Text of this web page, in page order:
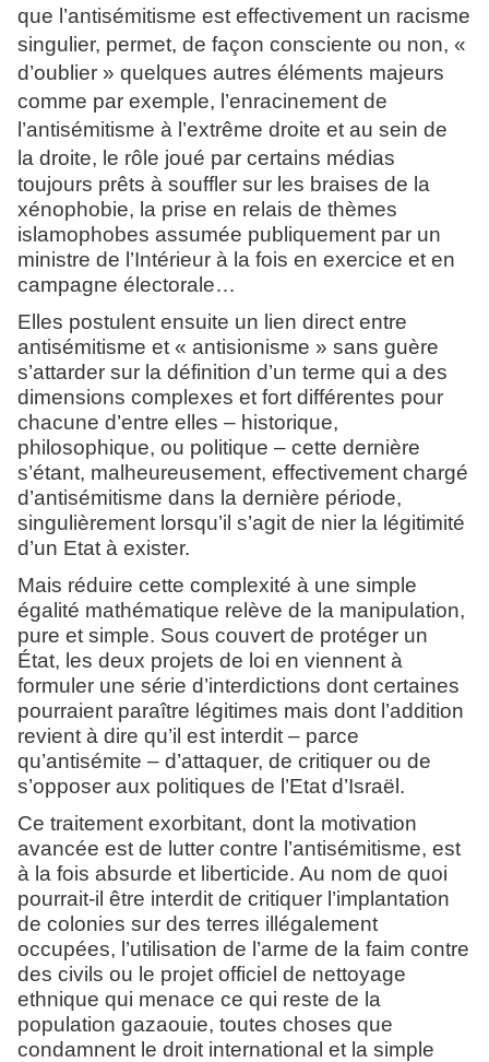
que l’antisémitisme est effectivement un racisme
singulier, permet, de façon consciente ou non, «
d’oublier » quelques autres éléments majeurs
comme par exemple, l’enracinement de
l’antisémitisme à l’extrême droite et au sein de
la droite, le rôle joué par certains médias
toujours prêts à souffler sur les braises de la
xénophobie, la prise en relais de thèmes
islamophobes assumée publiquement par un
ministre de l’Intérieur à la fois en exercice et en
campagne électorale…
Elles postulent ensuite un lien direct entre
antisémitisme et « antisionisme » sans guère
s’attarder sur la définition d’un terme qui a des
dimensions complexes et fort différentes pour
chacune d’entre elles – historique,
philosophique, ou politique – cette dernière
s’étant, malheureusement, effectivement chargé
d’antisémitisme dans la dernière période,
singulièrement lorsqu’il s’agit de nier la légitimité
d’un Etat à exister.
Mais réduire cette complexité à une simple
égalité mathématique relève de la manipulation,
pure et simple. Sous couvert de protéger un
État, les deux projets de loi en viennent à
formuler une série d’interdictions dont certaines
pourraient paraître légitimes mais dont l’addition
revient à dire qu’il est interdit – parce
qu’antisémite – d’attaquer, de critiquer ou de
s’opposer aux politiques de l’Etat d’Israël.
Ce traitement exorbitant, dont la motivation
avancée est de lutter contre l’antisémitisme, est
à la fois absurde et liberticide. Au nom de quoi
pourrait-il être interdit de critiquer l’implantation
de colonies sur des terres illégalement
occupées, l’utilisation de l’arme de la faim contre
des civils ou le projet officiel de nettoyage
ethnique qui menace ce qui reste de la
population gazaouie, toutes choses que
condamnent le droit international et la simple